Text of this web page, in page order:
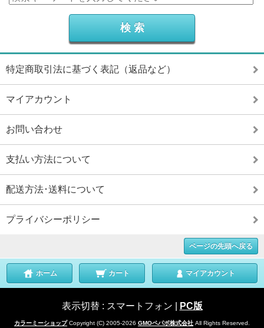
特定商取引法に基づく表記（返品など）
マイアカウント
お問い合わせ
支払い方法について
配送方法･送料について
プライバシーポリシー
ページの先頭へ戻る
ホーム カート マイアカウント
表示切替 : スマートフォン PC版
カラーミーショップCopyright (C) 2005-2026 GMOペパボ株式会社 All Rights Reserved.